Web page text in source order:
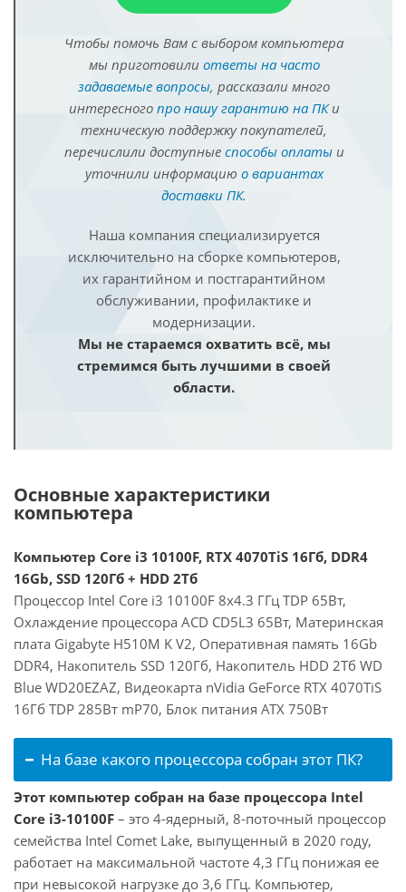
Чтобы помочь Вам с выбором компьютера
мы приготовили ответы на часто
задаваемые вопросы, рассказали много
интересного про нашу гарантию на ПКи
техническую поддержку покупателей,
перечислили доступные способы оплатыи
уточнили информацию о вариантах
доставки ПК.
Наша компания специализируется
исключительно на сборке компьютеров,
их гарантийном и постгарантийном
обслуживании, профилактике и
модернизации.
Мы не стараемся охватить всё, мы
стремимся быть лучшими в своей
области.
Основные характеристики
компьютера
Компьютер Core i3 10100F, RTX 4070TiS 16Гб, DDR4
16Gb, SSD 120Гб + HDD 2Тб
Процессор Intel Core i3 10100F 8x4.3 ГГц TDP 65Вт,
Охлаждение процессора ACD CD5L3 65Вт, Материнская
плата Gigabyte H510M K V2, Оперативная память 16Gb
DDR4, Накопитель SSD 120Гб, Накопитель HDD 2Тб WD
Blue WD20EZAZ, Видеокарта nVidia GeForce RTX 4070TiS
16Гб TDP 285Вт mP70, Блок питания ATX 750Вт
На базе какого процессора собран этот ПК?
Этот компьютер собран на базе процессора Intel
Core i3-10100F – это 4-ядерный, 8-поточный процессор
семейства Intel Comet Lake, выпущенный в 2020 году,
работает на максимальной частоте 4,3 ГГц понижая ее
при невысокой нагрузке до 3,6 ГГц. Компьютер,